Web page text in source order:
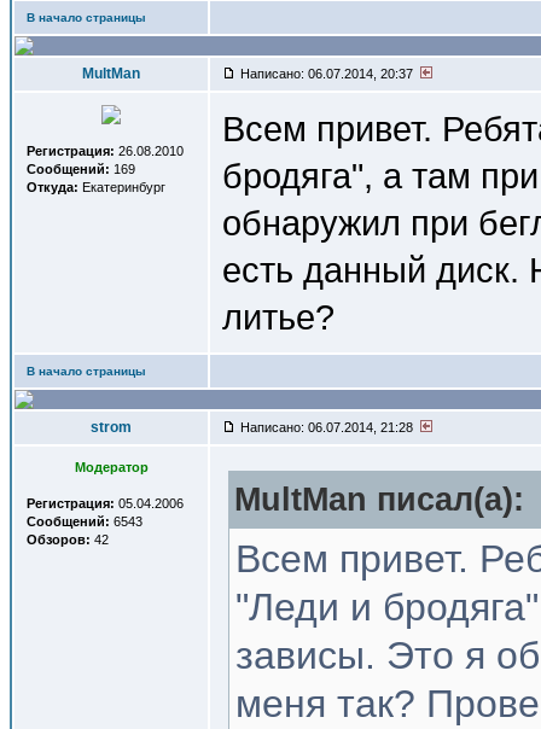
В начало страницы
MultMan Написано: 06.07.2014, 20:37
Регистрация: 26.08.2010
Сообщений: 169
Откуда: Екатеринбург
Всем привет.
бродяга", а там
обнаружил при
есть данный диск.
литье?
В начало страницы
strom Написано: 06.07.2014, 21:28
Модератор
Регистрация: 05.04.2006
Сообщений: 6543
Обзоров: 42
MultMan писал(a):
Всем привет.
"Леди и
зависы. Это я
меня так?